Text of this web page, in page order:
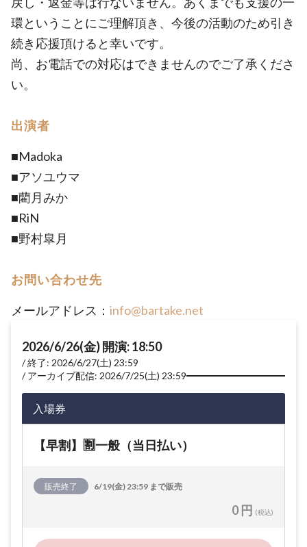
環ということにご理解頂き、今後の活動のため引き
続き応援頂けると幸いです。
尚、お電話での対応はできませんのでご了承くださ
い。
出演者
■Madoka
■アソユウマ
■藺月みか
■RiN
■野村皐月
お問い合わせ先
メールアドレス： info@bartake.net
2026/6/26(金) 開演: 18:50
終了: 2026/6/27(土) 23:59
アーカイブ配信: 2026/7/25(土) 23:59
入場券
【早割】🈹一般（当日払い）
販売終了 6/19(金) 23:59 まで販売
0 円 (税込)